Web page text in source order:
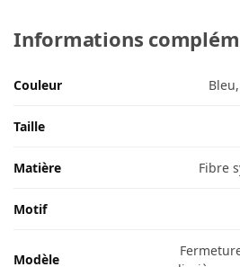
Informations
Couleur
Taille
Matière Fibre
Motif
Modèle